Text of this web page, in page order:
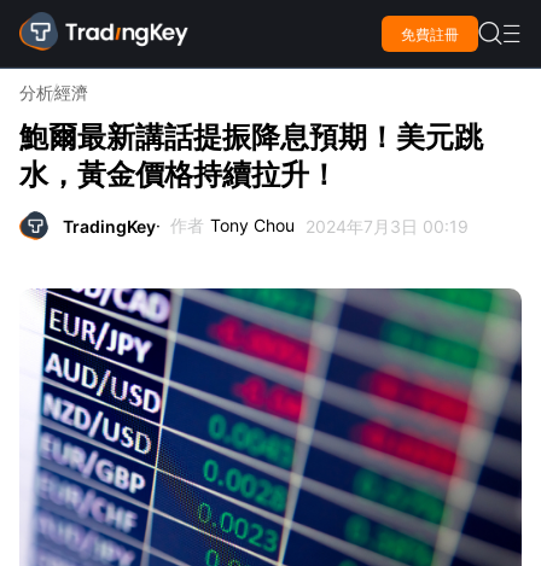
免費註冊  
分析經濟
鮑爾最新講話提振降息預期！美元跳
水，黃金價格持續拉升！
TradingKey 作者 Tony Chou 2024年7月3日 00:19